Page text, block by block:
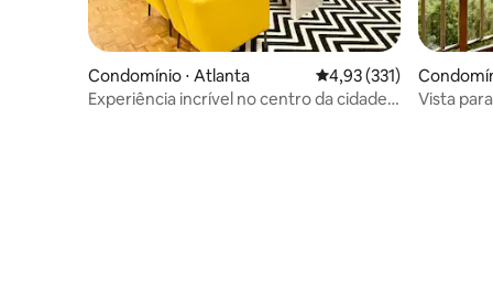
Condomínio ⋅ Atlanta 4,93 de uma avaliação
4,93 (331)
Experiência incrível no centro da cidade
Vista